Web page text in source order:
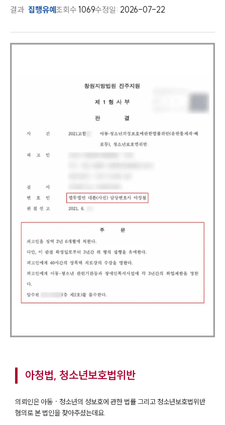
결과 집행유예조회수1069수정일: 2026-07-22
아청법, 청소년보호법위반
의뢰인은 아동 · 청소년의 성보호에 관한 법률 그리고 청소년보호법위반
혐의로 본 법인을 찾아주셨는데요.